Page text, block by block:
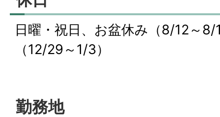
日曜・祝日、お盆休み（8/12～8/
（12/29～1/3）
勤務地